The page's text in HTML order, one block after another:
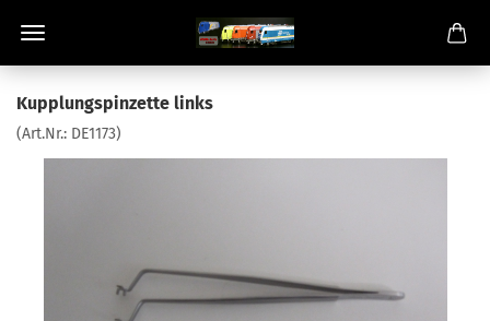
Kupplungspinzette links
(Art.Nr.: DE1173)